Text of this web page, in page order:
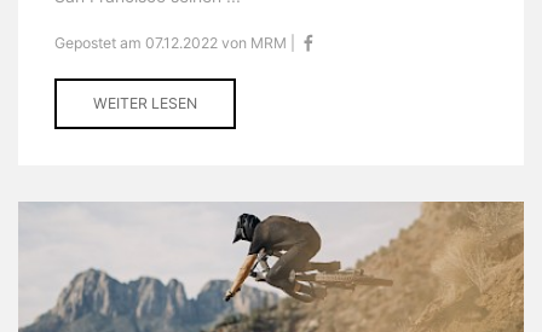
Gepostet am 07.12.2022 von MRM |
WEITER LESEN